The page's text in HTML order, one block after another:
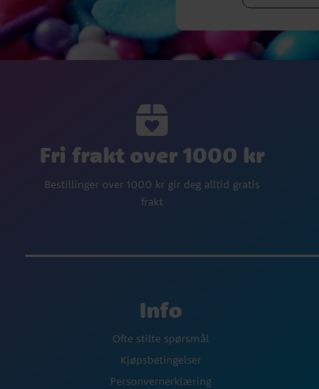
Fri frakt over 1000 kr
Bestillinger over 1000 kr gir deg alltid gratis
frakt
Info
Ofte stilte spørsmål
Kjøpsbetingelser
Personvernerklæring